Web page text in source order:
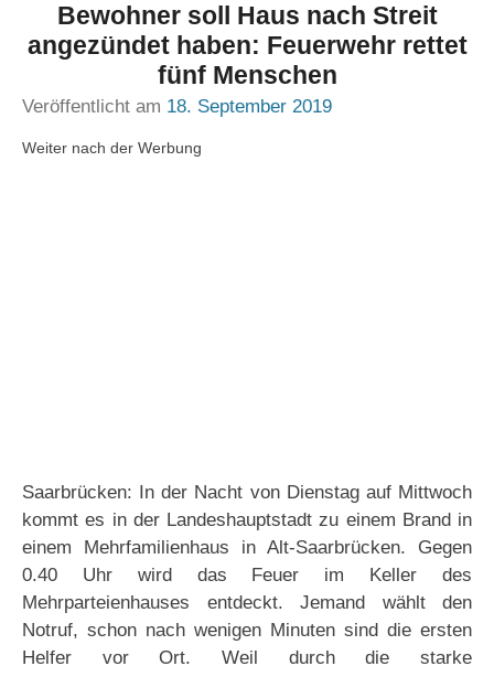
Bewohner soll Haus nach Streit
angezündet haben: Feuerwehr rettet
fünf Menschen
Veröffentlicht am 18. September 2019
Weiter nach der Werbung
Saarbrücken: In der Nacht von Dienstag auf Mittwoch
kommt es in der Landeshauptstadt zu einem Brand in
einem Mehrfamilienhaus in Alt-Saarbrücken. Gegen
0.40 Uhr wird das Feuer im Keller des
Mehrparteienhauses entdeckt. Jemand wählt den
Notruf, schon nach wenigen Minuten sind die ersten
Helfer vor Ort. Weil durch die starke